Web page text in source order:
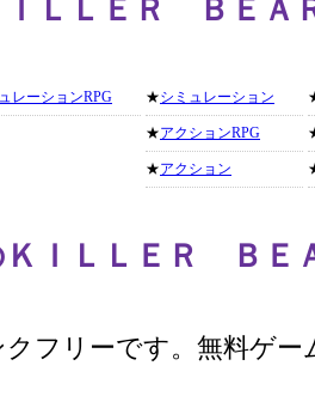
ＬＬＥＲ ＢＥＡ
レーションRPG ★シミュレーション
★アクションRPG
★アクション
ＩＬＬＥＲ ＢＥ
フリーです。無料ゲー